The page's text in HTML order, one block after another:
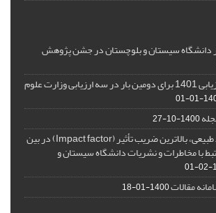
دانشگاه سیستان و بلوچستان در جشن پژوهش
کسب رتبه الف در ارزیابی 1401 برای دومین بار در سه ارزیابی وزارت علوم
1403-
1400-10-27
مجله مخاطرات محیط طبیعی، بالاترین ضریب تأثیر (Impact factor) در بین
با مخاطرات و نشریات دانشگاه سیستان و
مقالات1400-01-18